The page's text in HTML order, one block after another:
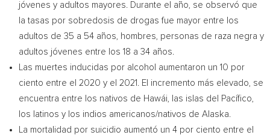
jóvenes y adultos mayores. Durante el año, se observó que
la tasas por sobredosis de drogas fue mayor entre los
adultos de 35 a 54 años, hombres, personas de raza negra y
adultos jóvenes entre los 18 a 34 años.
Las muertes inducidas por alcohol aumentaron un 10 por
ciento entre el 2020 y el 2021. El incremento más elevado, se
encuentra entre los nativos de Hawái, las islas del Pacífico,
los latinos y los indios americanos/nativos de Alaska.
La mortalidad por suicidio aumentó un 4 por ciento entre el